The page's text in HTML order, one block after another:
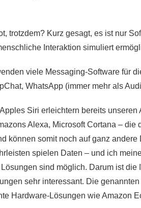
trotzdem? Kurz gesagt, es ist nur
Interaktion simuliert
viele Messaging-Software für
WhatsApp (immer mehr als
Siri erleichtern bereits
Alexa, Microsoft Cortana –
können somit noch auf ganz
spielen Daten – und ich
sind möglich. Darum ist
sehr interessant. Die
Hardware-Lösungen wie Amazon